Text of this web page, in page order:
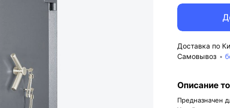
Доставка по
Самовывоз
Описание
Предназначен